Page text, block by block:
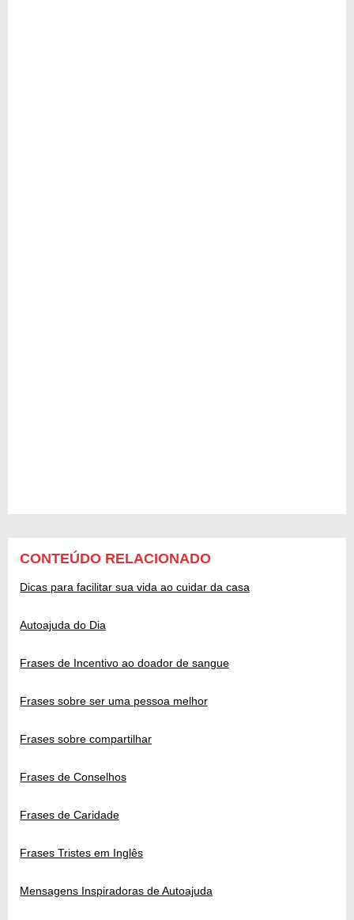
CONTEÚDO RELACIONADO
Dicas para facilitar sua vida ao cuidar da casa
Autoajuda do Dia
Frases de Incentivo ao doador de sangue
Frases sobre ser uma pessoa melhor
Frases sobre compartilhar
Frases de Conselhos
Frases de Caridade
Frases Tristes em Inglês
Mensagens Inspiradoras de Autoajuda